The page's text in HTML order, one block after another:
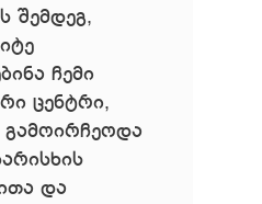
შემდეგ,
ჩემი
ცენტრი,
და